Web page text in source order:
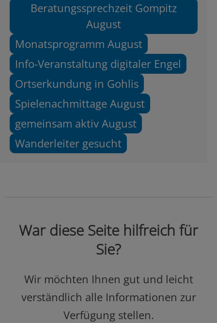
Beratungssprechzeit Gompitz
August
Monatsprogramm August
Info-Veranstaltung digitaler Engel
Ortserkundung in Gohlis
Spielenachmittage August
gemeinsam aktiv August
Wanderleiter gesucht
War diese Seite hilfreich für
Sie?
Wir möchten Ihnen gut und leicht
verständlich alle Informationen zur
Verfügung stellen.